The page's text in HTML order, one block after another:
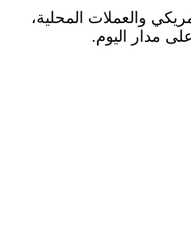
والعملات المحلية،
مدار اليوم.